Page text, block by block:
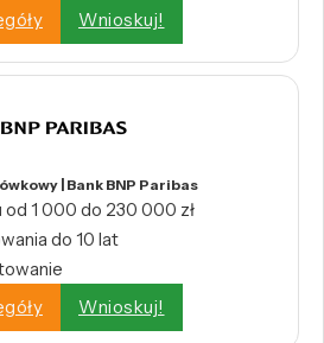
Wnioskuj!
| Bank BNP Paribas
1 000 do 230 000 zł
do 10 lat
Wnioskuj!